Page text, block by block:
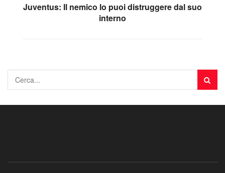
Juventus: Il nemico lo puoi distruggere dal suo
interno